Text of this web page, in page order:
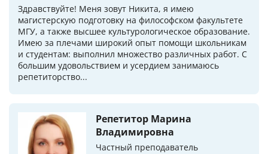
Здравствуйте! Меня зовут Никита, я имею
магистерскую подготовку на философском факультете
МГУ, а также высшее культурологическое образование.
Имею за плечами широкий опыт помощи школьникам
и студентам: выполнил множество различных работ. С
большим удовольствием и усердием занимаюсь
репетиторство...
Репетитор Марина
Владимировна
Частный преподаватель